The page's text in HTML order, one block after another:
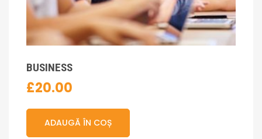
BUSINESS
£20.00
ADAUGĂ ÎN COȘ